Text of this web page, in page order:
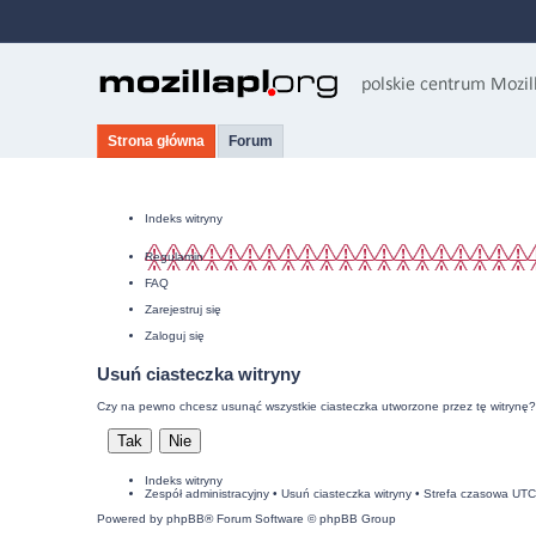
Strona główna Forum
Indeks witryny
Regulamin
FAQ
Zarejestruj się
Zaloguj się
Usuń ciasteczka witryny
Czy na pewno chcesz usunąć wszystkie ciasteczka utworzone przez tę witrynę?
Indeks witryny
Zespół administracyjny• Usuń ciasteczka witryny• Strefa czasowa
Powered by phpBB® Forum Software © phpBB Group